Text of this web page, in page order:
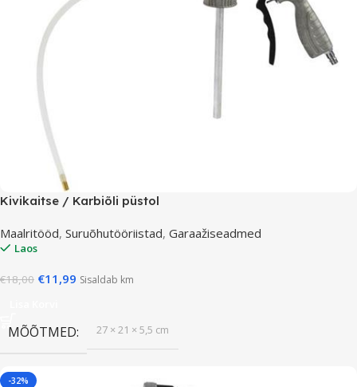
Kivikaitse / Karbiõli püstol
Maalritööd, Suruõhutööriistad, Garaažiseadmed
Laos
€18,00 €11,99 Sisaldab km
MÕÕTMED 27 × 21 × 5,5 cm
-32%